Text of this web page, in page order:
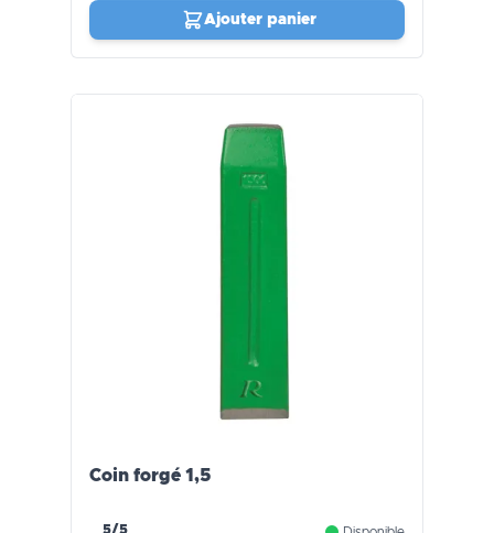
Ajouter panier
Coin forgé 1,5
5/5